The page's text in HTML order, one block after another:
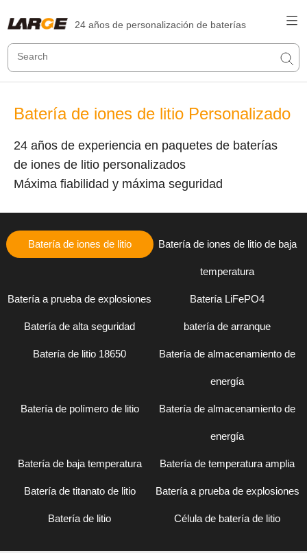
24 años de personalización de baterías
Batería de iones de litio Personalizado
24 años de experiencia en paquetes de baterías
de iones de litio personalizados
Máxima fiabilidad y máxima seguridad
Batería de iones de litio Batería de iones de litio de baja
temperatura
Batería a prueba de explosiones Batería LiFePO4
Batería de alta seguridad batería de arranque
Batería de litio 18650 Batería de almacenamiento de
energía
Batería de polímero de litio Batería de almacenamiento de
energía
Batería de baja temperatura Batería de temperatura amplia
Batería de titanato de litio Batería a prueba de explosiones
Batería de litio Célula de batería de litio